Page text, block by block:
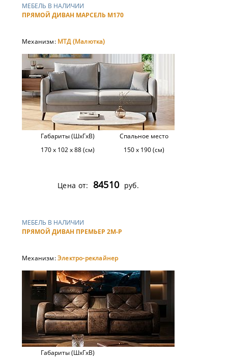
МЕБЕЛЬ В НАЛИЧИИ
ПРЯМОЙ ДИВАН МАРСЕЛЬ М170
Механизм: МТД (Малютка)
Габариты (ШхГхВ)
170 х 102 х 88 (см)
Спальное место
150 х 190 (см)
Цена от: 84510 руб.
МЕБЕЛЬ В НАЛИЧИИ
ПРЯМОЙ ДИВАН ПРЕМЬЕР 2М-Р
Механизм:Электро-реклайнер
Габариты (ШхГхВ)